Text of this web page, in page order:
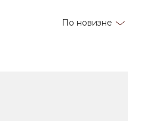
По новизне